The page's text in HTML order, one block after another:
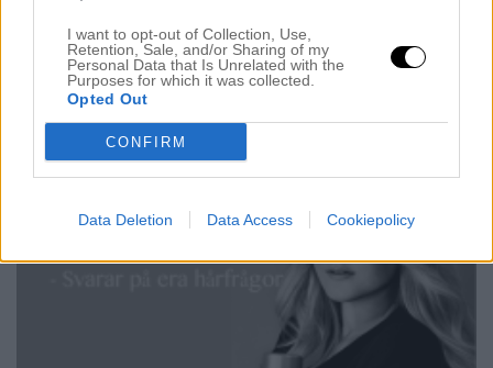
I want to opt-out of Collection, Use,
Retention, Sale, and/or Sharing of my
Personal Data that Is Unrelated with the
Purposes for which it was collected.
Opted Out
CONFIRM
Data Deletion Data Access Cookiepolicy
– Heat Styling Satinwear 02 Prepping Blow-Dry
Lotion Detta är en värmeskyddande lotion som
skyddar håret från […]